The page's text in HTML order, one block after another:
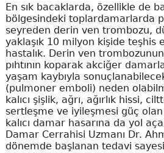
En sık bacaklarda, özellikle de
bölgesindeki toplardamarlarda
seyreden derin ven trombozu,
yaklaşık 10 milyon kişide teşhis
hastalık. Derin ven
pıhtının koparak akciğer
yaşam kaybıyla
(pulmoner emboli) neden
kalıcı şişlik, ağrı, ağırlık hissi,
sertleşme ve iyileşmesi güç
kalıcı damar hasarına da yol
Damar Cerrahisi Uzmanı Dr.
dönemde başlanan tedavi